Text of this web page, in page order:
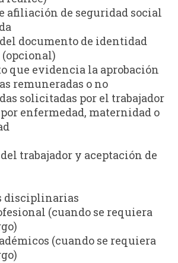
afiliación de seguridad social
documento de identidad
que evidencia la aprobación
remuneradas o no
solicitadas por el trabajador
enfermedad, maternidad o
trabajador y aceptación de
disciplinarias
(cuando se requiera
(cuando se requiera